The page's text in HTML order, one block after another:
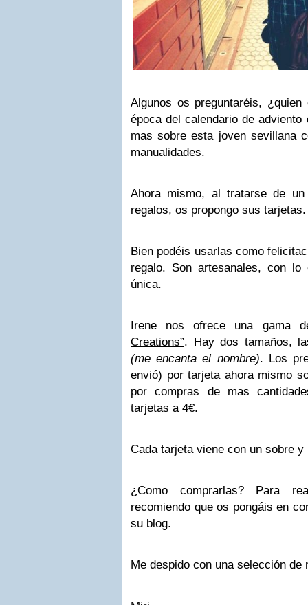
Algunos os preguntaréis,
época del calendario de
mas sobre esta joven sevillana
manualidades.
Ahora mismo, al tratarse de
regalos, os propongo sus tarjetas.
Bien podéis usarlas como
regalo. Son artesanales, con
única.
Irene nos ofrece una gama
Creations”. Hay dos tamaños,
(me encanta el nombre). Los
envió) por tarjeta ahora mismo
por compras de mas
tarjetas a 4€.
Cada tarjeta viene con un sobre
¿Como comprarlas? Para
recomiendo que os pongáis en
su blog.
Me despido con una selección de